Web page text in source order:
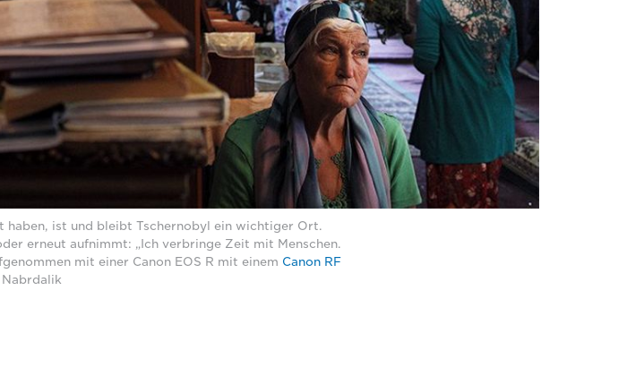
haben, ist und bleibt Tschernobyl ein wichtiger Ort.
erneut aufnimmt: „Ich verbringe Zeit mit Menschen.
mit einer Canon EOS R mit einem Canon RF